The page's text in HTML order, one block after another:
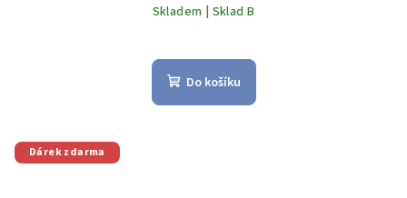
Skladem | Sklad B
Do košíku
Dárek zdarma